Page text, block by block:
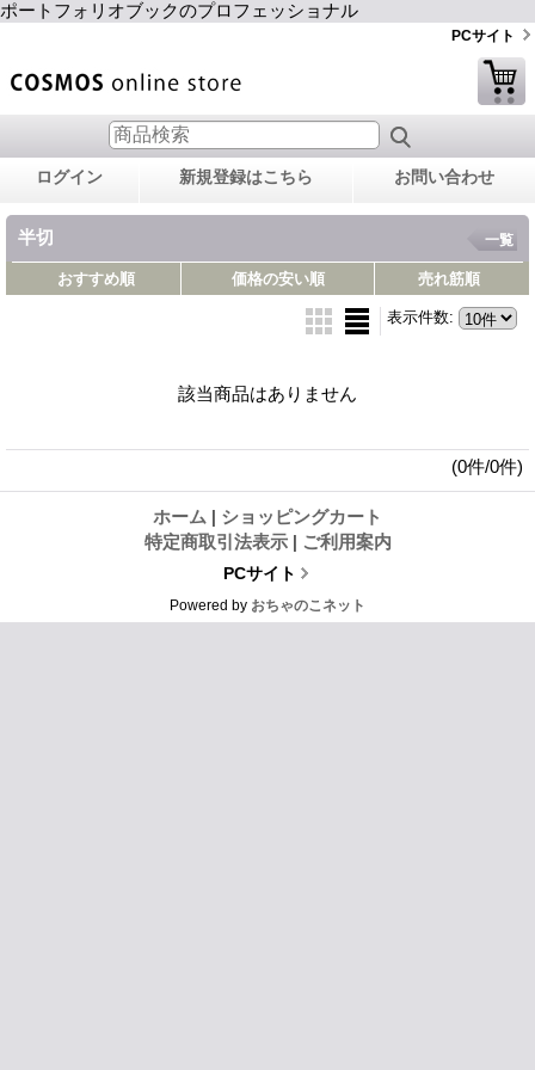
ポートフォリオブックのプロフェッショナル
PCサイト
ログイン 新規登録はこちら お問い合わせ
半切 一覧
おすすめ順 価格の安い順 売れ筋順
表示件数:
該当商品はありません
(0件/0件)
ホーム | ショッピングカート
特定商取引法表示 | ご利用案内
PCサイト
Powered by おちゃのこネット